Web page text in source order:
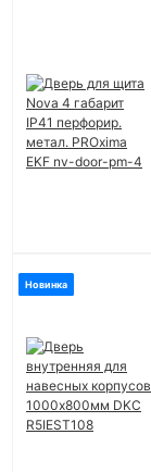
Новинка